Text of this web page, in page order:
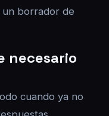
borrador de
necesario
cuando ya no